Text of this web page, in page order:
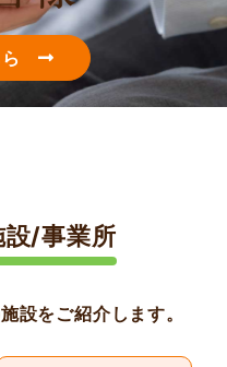
設/事業所
設をご紹介します。